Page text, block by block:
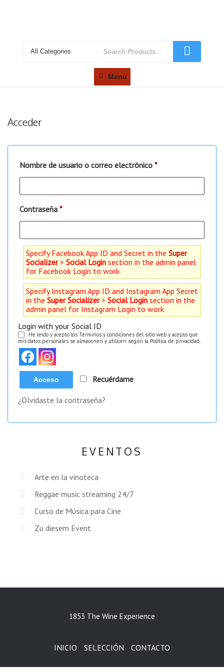
Menu
Acceder
Nombre de usuario o correo electrónico *
Contraseña *
Specify Facebook App ID and Secret in the Super
Socializer> Social Login section in the admin panel
for Facebook Login to work
Specify Instagram App ID and Instagram App Secret
in the Super Socializer> Social Login section in the
admin panel for Instagram Login to work
Login with your Social ID
He leído y acepto los Términos y condiciones del sitio web y acepto que
mis datos personales se almacenen y utilicen según la Política de privacidad.
Recuérdame
Acceso
¿Olvidaste la contraseña?
EVENTOS
Arte en la vinoteca
Reggae music streaming 24/7
Curso de Música para Cine
Zu diesem Event
1853 The Wine Experience
INICIO SELECCIÓN CONTACTO